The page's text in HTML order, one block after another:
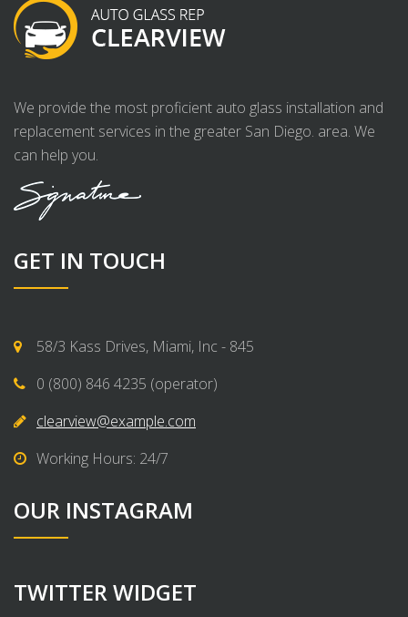
We provide the most proficient auto glass installation and
replacement services in the greater San Diego. area. We
can help you.
GET IN TOUCH
58/3 Kass Drives, Miami, Inc - 845
0 (800) 846 4235 (operator)
clearview@example.com
Working Hours: 24/7
OUR INSTAGRAM
TWITTER WIDGET